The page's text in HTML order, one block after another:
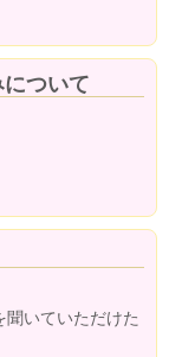
ついて
いていただけた